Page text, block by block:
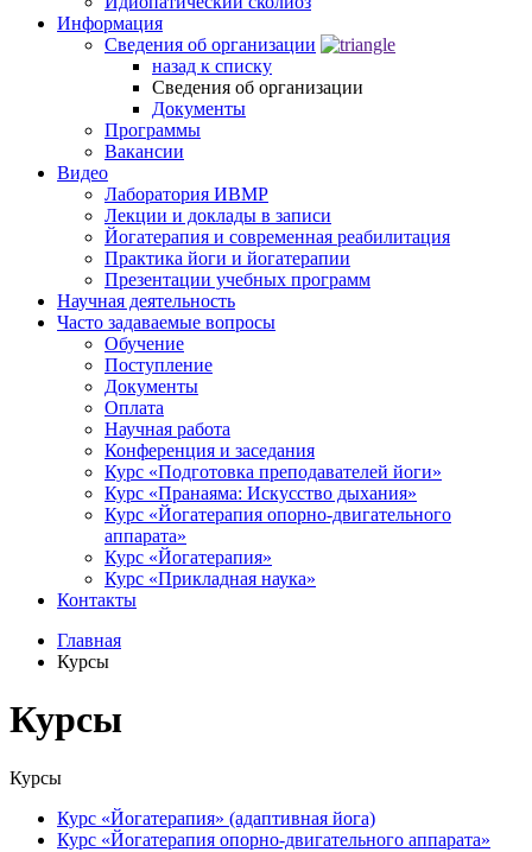
Информация
Сведения об организации
назад к списку
Сведения об организации
Документы
Программы
Вакансии
Видео
Лаборатория ИВМР
Лекции и доклады в записи
Йогатерапия и современная реабилитация
Практика йоги и йогатерапии
Презентации учебных программ
Научная деятельность
Часто задаваемые вопросы
Обучение
Поступление
Документы
Оплата
Научная работа
Конференция и заседания
Курс «Подготовка преподавателей йоги»
Курс «Пранаяма: Искусство дыхания»
Курс «Йогатерапия опорно-двигательного
аппарата»
Курс «Йогатерапия»
Курс «Прикладная наука»
Контакты
Главная
Курсы
Курсы
Курсы
Курс «Йогатерапия» (адаптивная йога)
Курс «Йогатерапия опорно-двигательного аппарата»